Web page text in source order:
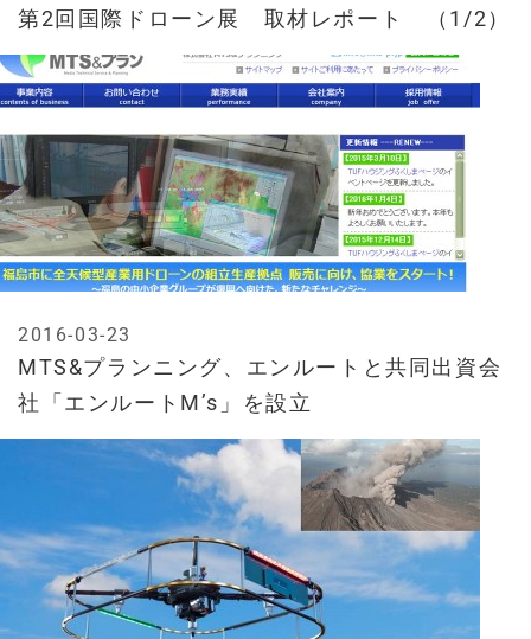
第2回国際ドローン展 取材レポート （1/2）
MTS&プランニング、エンルートと共同出資会
社「エンルートM’s」を設立
2016-03-23